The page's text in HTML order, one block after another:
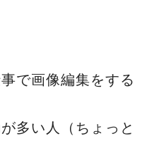
で画像編集をする
多い人（ちょっと